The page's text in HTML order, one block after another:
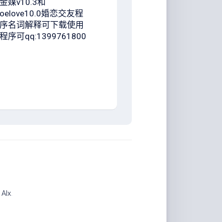
金媒v10.3和
oelove10.0婚恋交友程
序名词解释可下载使用
程序可qq:1399761800
Alx.